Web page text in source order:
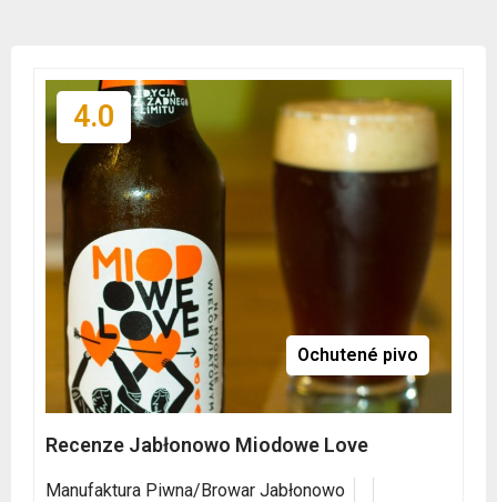
Ochutené pivo
4.0
Recenze Jabłonowo Miodowe Love
Manufaktura Piwna/Browar Jabłonowo